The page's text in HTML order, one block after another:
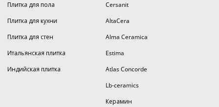
Плитка для пола
Плитка для кухни
Плитка для стен
Итальянская плитка
Индийская плитка
Cersanit
AltaCera
Alma Ceramica
Estima
Atlas Concorde
Lb-ceramics
Керамин